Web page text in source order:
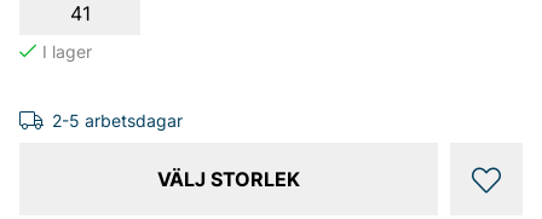
41
2-5 arbetsdagar
VÄLJ STORLEK